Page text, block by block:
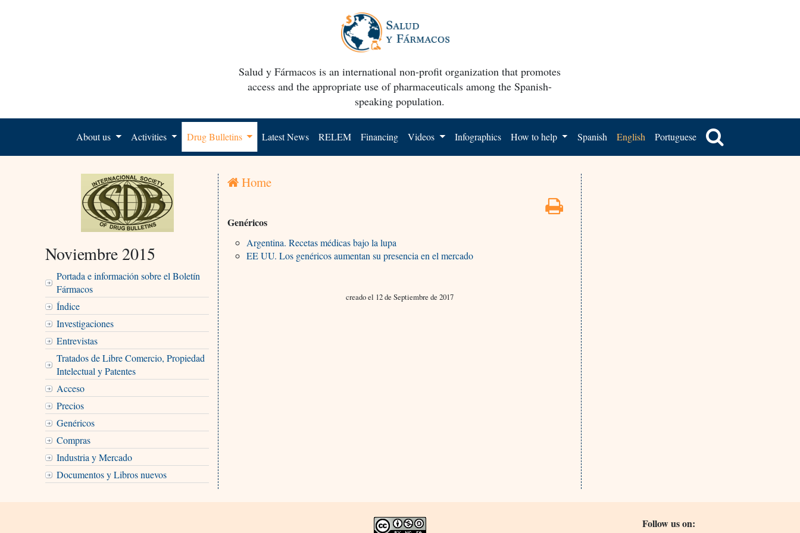
Salud y Fármacos is an international non-profit organization that promotes
access and the appropriate use of pharmaceuticals among the Spanish-
speaking population.
About us Activities Drug Bulletins Latest News RELEM Financing Videos Infographics How to help Spanish English Portuguese
Noviembre 2015
Portada e información sobre el Boletín
Fármacos
Índice
Investigaciones
Entrevistas
Tratados de Libre Comercio, Propiedad
Intelectual y Patentes
Acceso
Precios
Genéricos
Compras
Industria y Mercado
Documentos y Libros nuevos
Home
Genéricos
Argentina. Recetas médicas bajo la lupa
EE UU. Los genéricos aumentan su presencia en el mercado
creado el 12 de Septiembre de 2017
Follow us on: